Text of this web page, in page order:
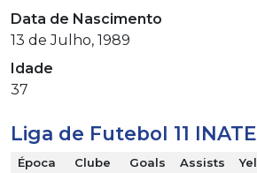
Data de Nascimento
13 de Julho, 1989
Idade
37
Liga de Futebol 11
Época Clube Goals Assists